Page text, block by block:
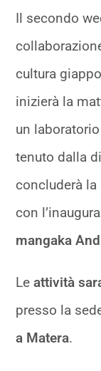
Il secondo
cultura
inizierà la
un
tenuto dalla
concluderà
con
mangaka
Leattività
presso la
a Matera.